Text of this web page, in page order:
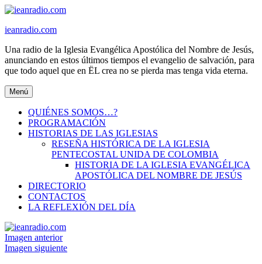
Ir
contenido
ieanradio.com
Una radio de la Iglesia Evangélica Apostólica del Nombre de Jesús,
anunciando en estos últimos tiempos el evangelio de salvación, para
que todo aquel que en ËL crea no se pierda mas tenga vida eterna.
Menú
QUIÉNES SOMOS…?
PROGRAMACIÓN
HISTORIAS DE LAS IGLESIAS
RESEÑA HISTÓRICA DE LA IGLESIA
PENTECOSTAL UNIDA DE COLOMBIA
HISTORIA DE LA IGLESIA EVANGÉLICA
APOSTÓLICA DEL NOMBRE DE JESÚS
DIRECTORIO
CONTACTOS
LA REFLEXIÓN DEL DÍA
Imagen anterior
Imagen siguiente